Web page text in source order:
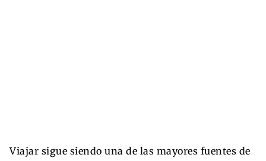
Viajar sigue siendo una de las mayores fuentes de